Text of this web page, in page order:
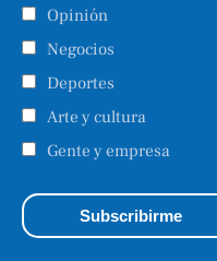
Opinión
Negocios
Deportes
Arte y cultura
Gente y empresa